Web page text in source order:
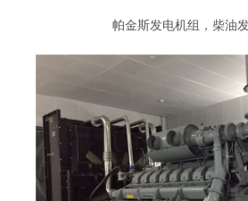
帕金斯发电机组，柴油